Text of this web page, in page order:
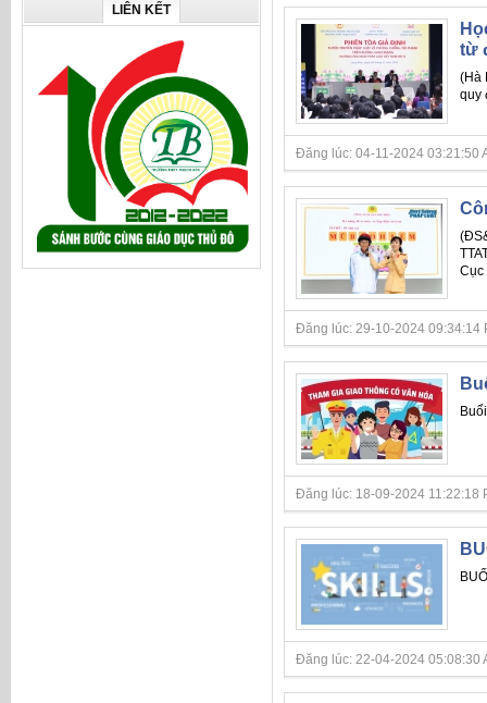
LIÊN KẾT
từ
(Hà
quy
Đăng lúc: 04-11-2024 03:21:50
Cục
Đăng lúc: 29-10-2024 09:34:14
Đăng lúc: 18-09-2024 11:22:18
Đăng lúc: 22-04-2024 05:08:30